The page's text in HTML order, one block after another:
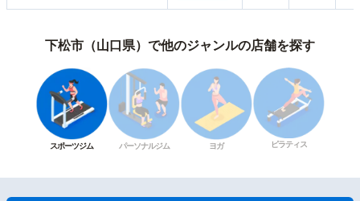
下松市（山口県）で他のジャンルの店舗を探す
スポーツジム パーソナルジム ヨガ ピラティス